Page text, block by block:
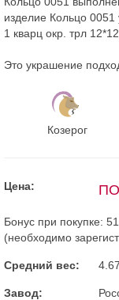
изделие Кольцо
1 кварц окр. трл
Это украшение
Козерог
Цена:
Бонус при покупке:
(необходимо
Средний вес:
Завод: